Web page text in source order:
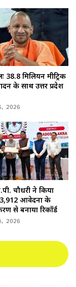
38.8 मिलियन मीट्रिक
के साथ उत्तर प्रदेश
2026
चौधरी ने किया
आवेदनों के
से बनाया रिकॉर्ड
2026